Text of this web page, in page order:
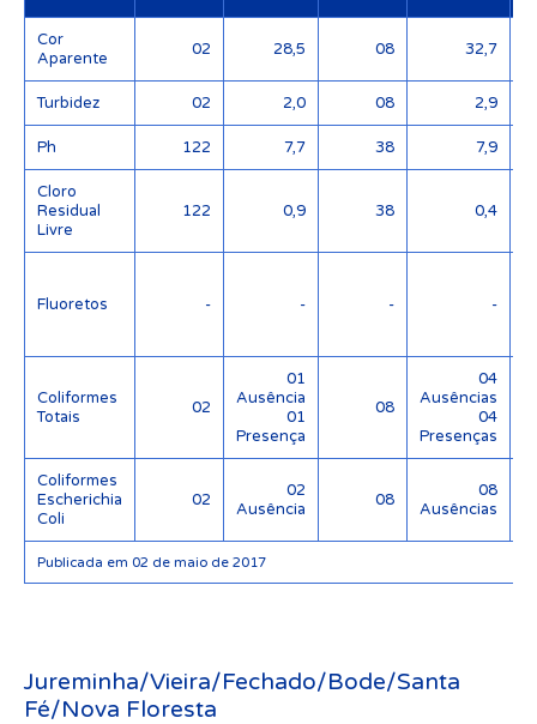
Publicada em 02 de maio de 2017
Cor
Aparente
02 28,5 08 32,7
Turbidez 02 2,0 08 2,9
Ph 122 7,7 38 7,9
Cloro
Residual
Livre
122 0,9 38 0,4
Fluoretos - - - -
Coliformes
Totais
02
01
Ausência
01
Presença
08
04
Ausências
04
Presenças
Coliformes
Escherichia
Coli
02
02
Ausência
08
08
Ausências
Jureminha/Vieira/Fechado/Bode/Santa
Fé/Nova Floresta